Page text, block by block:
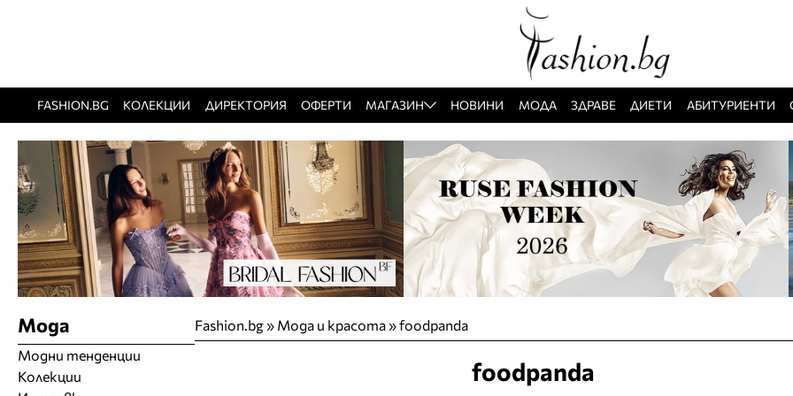
FASHION.BG КОЛЕКЦИИ ДИРЕКТОРИЯ ОФЕРТИ МАГАЗИН НОВИНИ МОДА ЗДРАВЕ ДИЕТИ АБИТУРИЕНТИ
Fashion.bg» Мода и красота»foodpanda
foodpanda
Мода
Модни тенденции
Колекции